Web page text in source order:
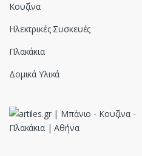
Κουζίνα
Ηλεκτρικές Συσκευές
Πλακάκια
Δομικά Υλικά